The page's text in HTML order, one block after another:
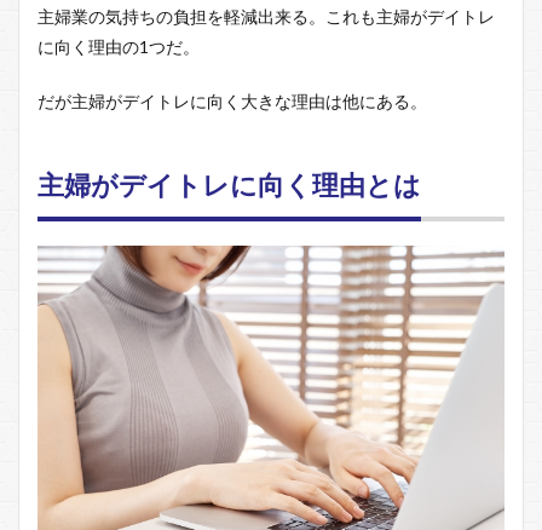
主婦業の気持ちの負担を軽減出来る。これも主婦がデイトレ
に向く理由の1つだ。
だが主婦がデイトレに向く大きな理由は他にある。
主婦がデイトレに向く理由とは